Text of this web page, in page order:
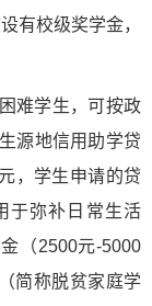
有校级奖学金，
难学生，可按政
源地信用助学贷
，学生申请的贷
于弥补日常生活
（2500元-5000
简称脱贫家庭学